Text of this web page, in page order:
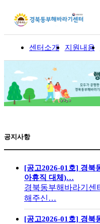
센터소개 지원내용
공지사항
[공고2026-01호] 경북
아휴직 대체)…
경북동부해바라기센
해주신…
[공고2026-01호] 경북